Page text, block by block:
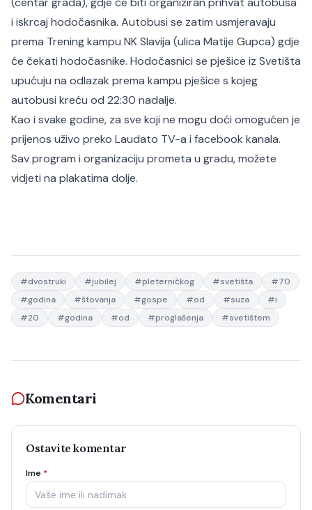
i iskrcaj hodočasnika. Autobusi se zatim usmjeravaju
prema Trening kampu NK Slavija (ulica Matije Gupca) gdje
će čekati hodočasnike. Hodočasnici se pješice iz Svetišta
upućuju na odlazak prema kampu pješice s kojeg
autobusi kreću od 22:30 nadalje.
Kao i svake godine, za sve koji ne mogu doći omogućen je
prijenos uživo preko Laudato TV-a i facebook kanala.
Sav program i organizaciju prometa u gradu, možete
vidjeti na plakatima dolje.
#dvostruki #jubilej #pleterničkog #svetišta #70
#godina #štovanja #gospe #od #suza #i
#20 #godina #od #proglašenja #svetištem
Komentari
Ostavite komentar
Ime *